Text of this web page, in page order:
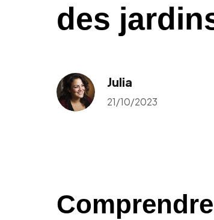
des
Julia
21/10/2023